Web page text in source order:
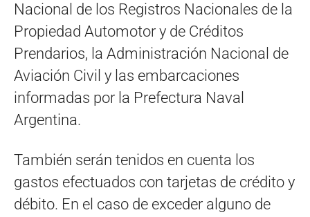
Nacional de los Registros Nacionales de la
Propiedad Automotor y de Créditos
Prendarios, la Administración Nacional de
Aviación Civil y las embarcaciones
informadas por la Prefectura Naval
Argentina.
También serán tenidos en cuenta los
gastos efectuados con tarjetas de crédito y
débito. En el caso de exceder alguno de